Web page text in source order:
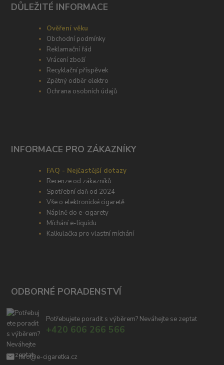
DŮLEŽITÉ INFORMACE
Ověření věku
Obchodní podmínky
Reklamační řád
Vrácení zboží
Recyklační příspěvek
Zpětný odběr elektro
Ochrana osobních údajů
INFORMACE PRO ZÁKAZNÍKY
FAQ - Nejčastější dotazy
Recenze od zákazníků
Spotřební daň od 2024
Vše o elektronické cigaretě
Náplně do e-cigarety
Míchání e-liquidu
Kalkulačka pro vlastní míchání
ODBORNÉ PORADENSTVÍ
Potřebujete poradit s výběrem? Neváhejte se zeptat
+420 606 266 566
info@e-cigaretka.cz